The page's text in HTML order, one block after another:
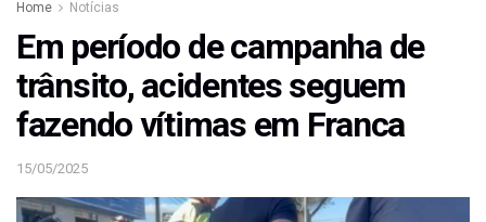
Home Notícias
Em período de campanha de
trânsito, acidentes seguem
fazendo vítimas em Franca
15/05/2025